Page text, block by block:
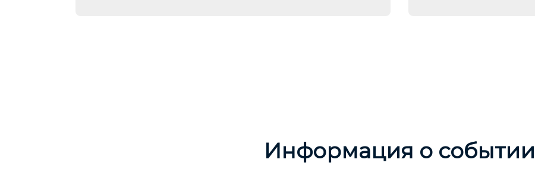
Информация о событии